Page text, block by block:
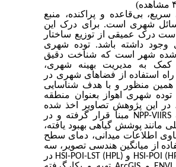
بی‌قاعده و پراکنده، منبع
شهری است. برای درک این
درک عمیقی از توزیع ساختار
داشته باشد. توده شهری
شهر است که شناخت دقیق
کمک به مدیریت بهینه شهری،
راه استفاده از فضاهای شهری در
همین منظور و با هدف شناسایی
شهری اهواز بعنوان منطقه
در این پژوهش تصاویر اخذ شده
NPP-VIIRS مبنا قرار گرفته و در
مانند پوشش گیاهی بهبود یافته،
اطلاعات میدانی، دمای سطح
از میانگین هندسی تصویر، سه
HSI-POI و HSI-POI-LST (HPL) در